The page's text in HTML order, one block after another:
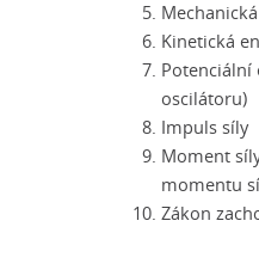
Kinetická
Potenciální
oscilátoru)
Impuls síly
Moment
momentu
Zákon